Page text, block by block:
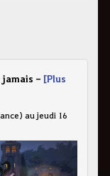
jamais - [Plus
au jeudi 16